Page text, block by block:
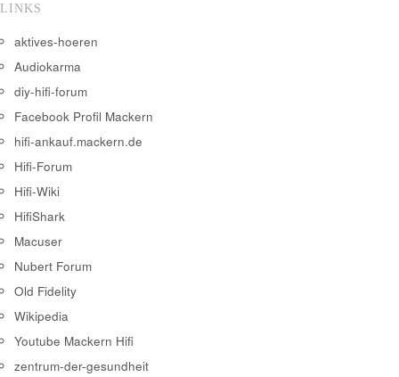
LINKS
aktives-hoeren
Audiokarma
diy-hifi-forum
Facebook Profil Mackern
hifi-ankauf.mackern.de
Hifi-Forum
Hifi-Wiki
HifiShark
Macuser
Nubert Forum
Old Fidelity
Wikipedia
Youtube Mackern Hifi
zentrum-der-gesundheit